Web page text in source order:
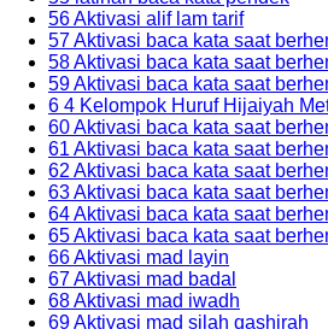
56 Aktivasi alif lam tarif
57 Aktivasi baca kata saat
58 Aktivasi baca kata saat
59 Aktivasi baca kata saat
6 4 Kelompok Huruf Hijaiyah
60 Aktivasi baca kata saat
61 Aktivasi baca kata saat
62 Aktivasi baca kata saat
63 Aktivasi baca kata saat
64 Aktivasi baca kata saat
65 Aktivasi baca kata saat
66 Aktivasi mad layin
67 Aktivasi mad badal
68 Aktivasi mad iwadh
69 Aktivasi mad silah qashirah